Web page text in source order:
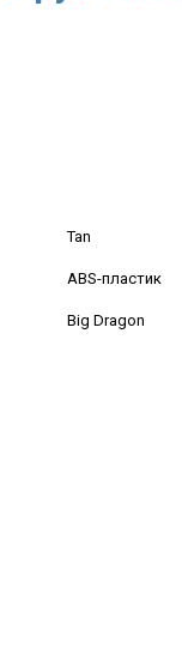
Tan
ABS-пластик
Big Dragon